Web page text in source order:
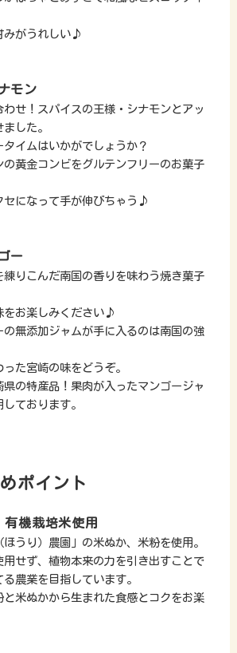
みがうれしい♪
モン
せ！スパイスの王様・シナモンとアッ
した。
イムはいかがでしょうか？
の黄金コンビをグルテンフリーのお菓子
セになって手が伸びちゃう♪
ー
練りこんだ南国の香りを味わう焼き菓子
をお楽しみください♪
無添加ジャムが手に入るのは南国の強
た宮崎の味をどうぞ。
の特産品！果肉が入ったマンゴージャ
ております。
ポイント
機栽培米使用
うり）農園」の米ぬか、米粉を使用。
用せず、植物本来の力を引き出すことで
農業を目指しています。
米ぬかから生まれた食感とコクをお楽